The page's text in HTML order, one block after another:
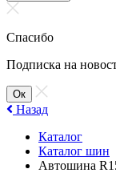
Спасибо
Подписка на
Ок
Назад
Каталог
Каталог шин
Автошина